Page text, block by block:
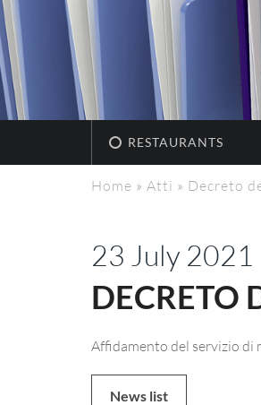
RESTAURANTS
Home » Atti » Decreto
23 July 2021
DECRETO
Affidamento del servizio di
News list